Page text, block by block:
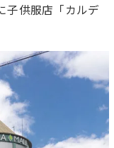
子供服店「カルデ